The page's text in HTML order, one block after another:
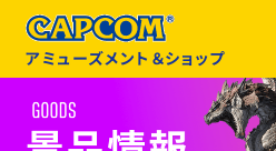
アミューズメント＆ショップ